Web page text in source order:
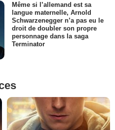
Même si l’allemand est sa
langue maternelle, Arnold
Schwarzenegger n’a pas eu le
droit de doubler son propre
personnage dans la saga
Terminator